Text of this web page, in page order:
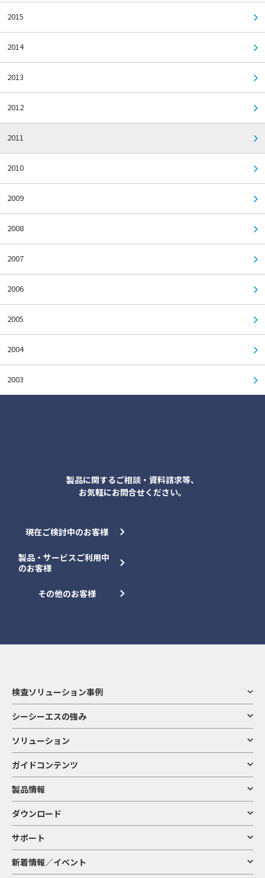
2015
2014
2013
2012
2011
2010
2009
2008
2007
2006
2005
2004
2003
製品に関するご相談・資料請求等、
お気軽にお問合せください。
現在ご検討中のお客様
製品・サービスご利用中
のお客様
その他のお客様
検査ソリューション事例
シーシーエスの強み
ソリューション
ガイドコンテンツ
製品情報
ダウンロード
サポート
新着情報／イベント